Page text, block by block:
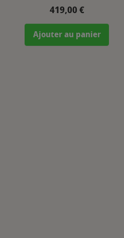
Prix
419,00 €
Ajouter au panier